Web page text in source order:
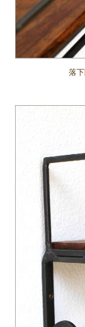
落